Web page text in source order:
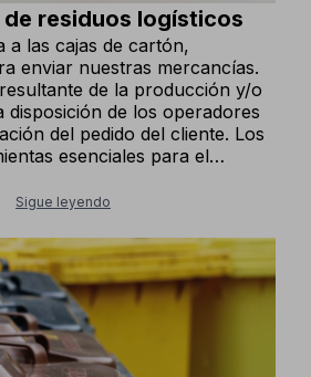
de residuos logísticos
a las cajas de cartón,
enviar nuestras mercancías.
de la producción y/o
disposición de los operadores
del pedido del cliente. Los
esenciales para el
intensivo a menudo
un punto de recogida de
capacitado personal
y reemplazar los
no son adecuados. De esta
los palets vuelve a
para que puedan seguir
Sigue leyendo